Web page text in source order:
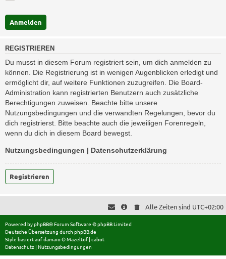
REGISTRIEREN
Du musst in diesem Forum registriert sein, um dich anmelden zu
können. Die Registrierung ist in wenigen Augenblicken erledigt und
ermöglicht dir, auf weitere Funktionen zuzugreifen. Die Board-
Administration kann registrierten Benutzern auch zusätzliche
Berechtigungen zuweisen. Beachte bitte unsere
Nutzungsbedingungen und die verwandten Regelungen, bevor du
dich registrierst. Bitte beachte auch die jeweiligen Forenregeln,
wenn du dich in diesem Board bewegst.
Nutzungsbedingungen | Datenschutzerklärung
Registrieren
Alle Zeiten sind UTC+02:00
Powered byphpBB® Forum Software © phpBB Limited
Deutsche Übersetzung durch phpBB.de
Style basiert aufdamaïo ©Mazeltof | cabot
Datenschutz | Nutzungsbedingungen